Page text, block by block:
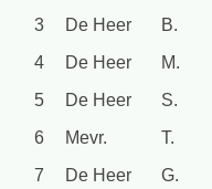
3
De Heer B.
4
De Heer M.
5
De Heer S.
6
Mevr. T.
7
De Heer G.